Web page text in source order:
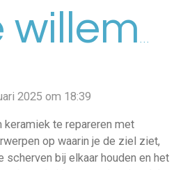
2025 om 18:39
te repareren met
op waarin je de ziel ziet,
scherven bij elkaar houden en het